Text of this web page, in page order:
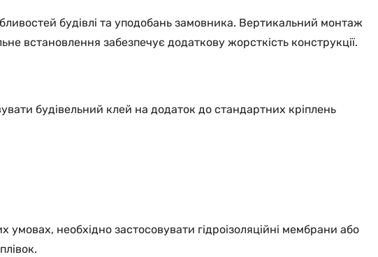
будівлі та уподобань замовника. Вертикальний монтаж
встановлення забезпечує додаткову жорсткість конструкції.
будівельний клей на додаток до стандартних кріплень
умовах, необхідно застосовувати гідроізоляційні мембрани або